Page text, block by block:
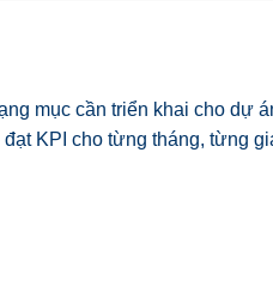
mục cần triển khai cho dự
KPI cho từng tháng, từng